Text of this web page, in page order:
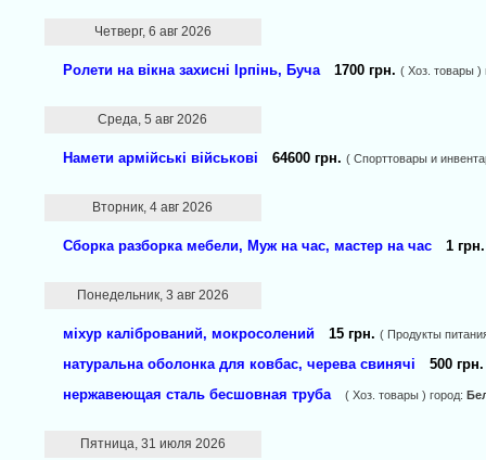
Четверг, 6 авг 2026
Ролети на вікна захисні Ірпінь, Буча 1700 грн. ( Хоз. товары )
Среда, 5 авг 2026
Намети армійські військові 64600 грн. ( Спорттовары и
Вторник, 4 авг 2026
Сборка разборка мебели, Муж на час, мастер на час 1
Понедельник, 3 авг 2026
міхур калібрований, мокросолений 15 грн. ( Продукты
натуральна оболонка для ковбас, черева свинячі
500
нержавеющая сталь бесшовная труба
( Хоз. товары ) город:
Пятница, 31 июля 2026